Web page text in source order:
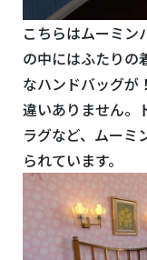
こちらはムーミン
の中にはふたりの
なハンドバッグ
違いありません。
ラグなど、ムーミ
られています。